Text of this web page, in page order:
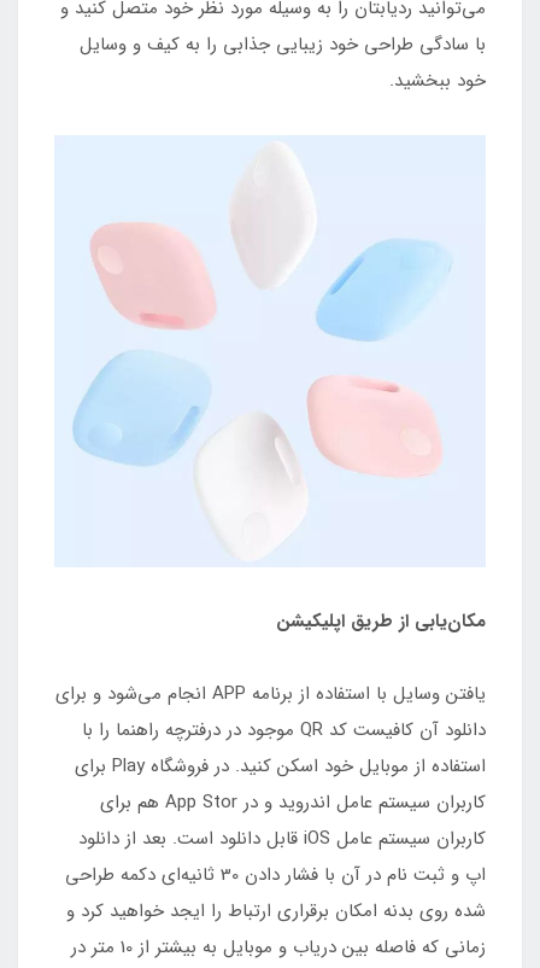
می‌توانید ردیابتان را به وسیله مورد نظر خود متصل کنید و
با سادگی طراحی خود زیبایی جذابی را به کیف و وسایل
خود ببخشید.
مکان‌یابی از طریق اپلیکیشن
یافتن وسایل با استفاده از برنامه APP انجام می‌شود و برای
دانلود آن کافیست کد QR موجود در درفترچه راهنما را با
استفاده از موبایل خود اسکن کنید. در فروشگاه Play برای
کاربران سیستم عامل اندروید و در App Stor هم برای
کاربران سیستم عامل iOS قابل دانلود است. بعد از دانلود
اپ و ثبت نام در آن با فشار دادن 30 ثانیه‌ای دکمه طراحی
شده روی بدنه امکان برقراری ارتباط را ایجد خواهید کرد و
زمانی که فاصله بین دریاب و موبایل به بیشتر از 10 متر در